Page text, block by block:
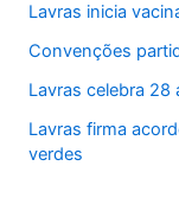
Lavras inicia
Convenções
Lavras celebra
Lavras firma
verdes